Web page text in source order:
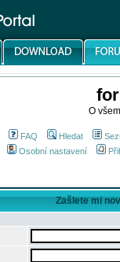
O
FAQ Hledat
Osobní nastavení
Zašlete mi